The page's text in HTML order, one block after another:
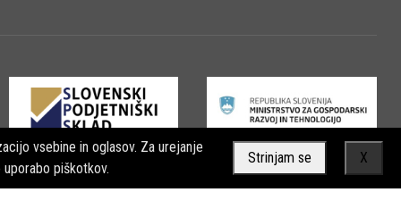
vsebine in oglasov. Za urejanje
piškotkov.
Strinjam se X